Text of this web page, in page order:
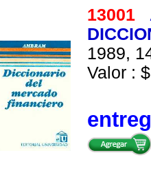
13001
1989,
Valor :